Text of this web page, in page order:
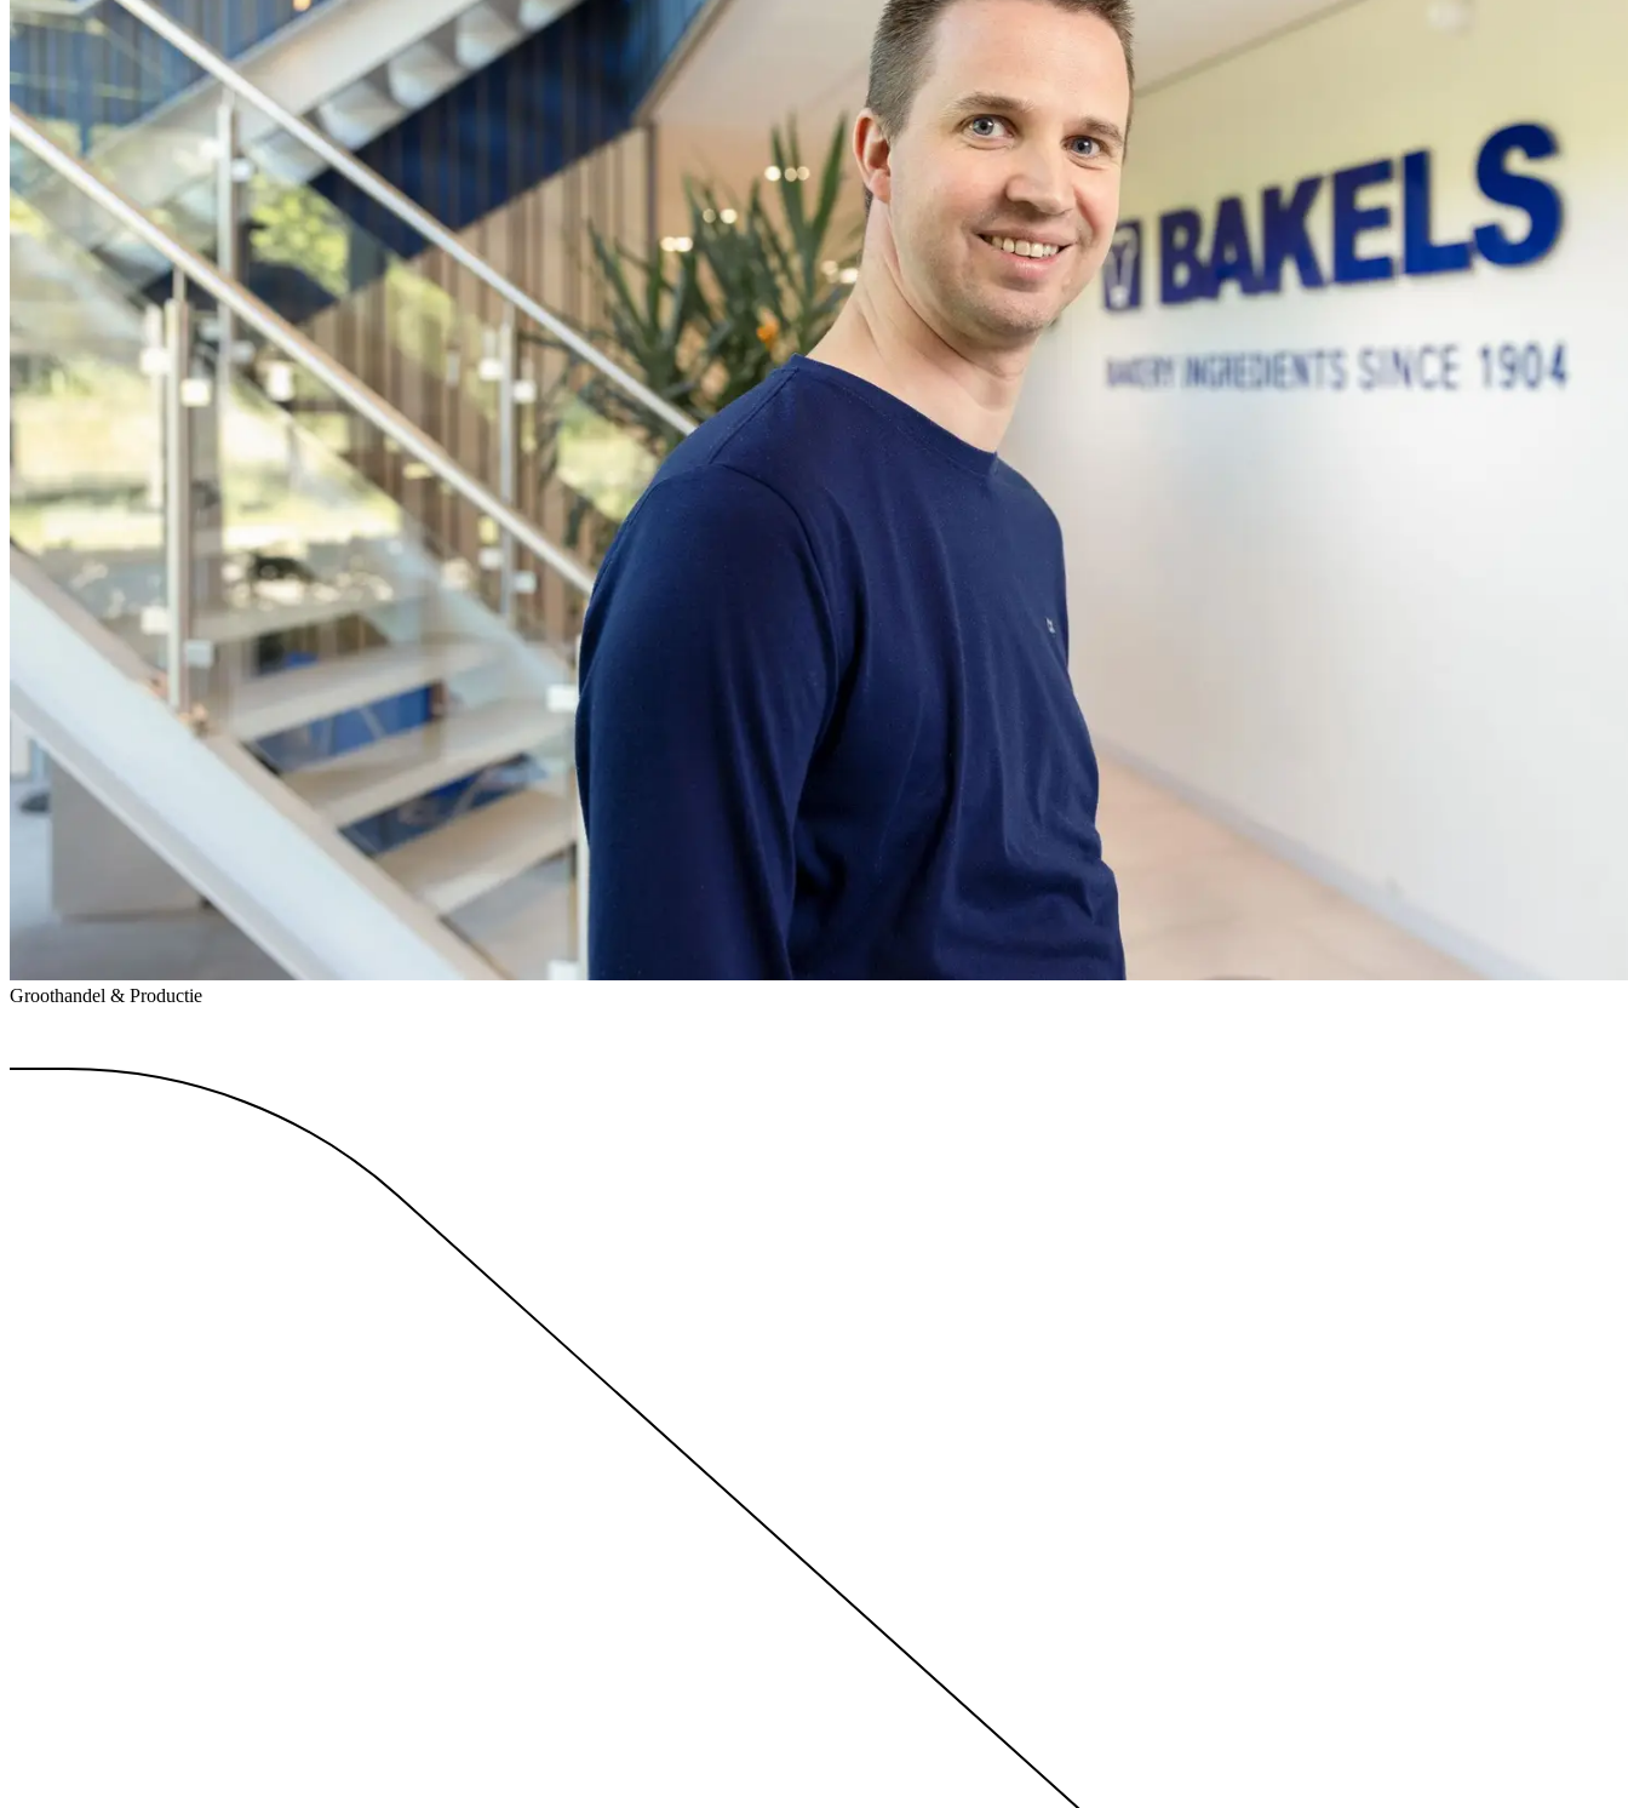
Groothandel & Productie